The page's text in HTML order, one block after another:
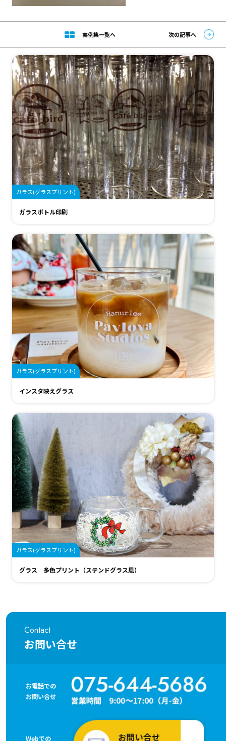
実例集一覧へ 次の記事へ
ガラス(グラスプリント)
ガラスボトル印刷
ガラス(グラスプリント)
インスタ映えグラス
ガラス(グラスプリント)
グラス 多色プリント（ステンドグラス風）
Contact
お問い合せ
お電話での
お問い合せ
Webでの